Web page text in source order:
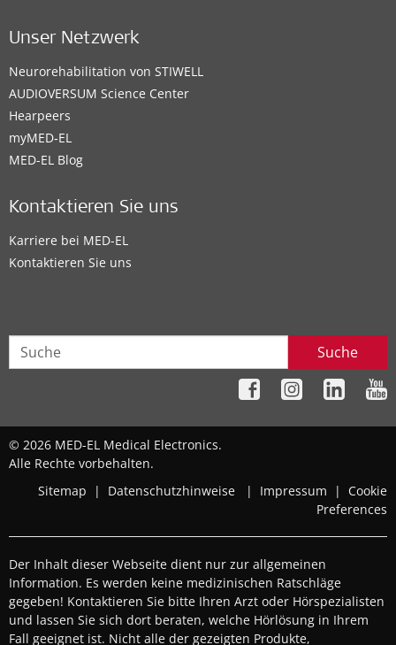
Unser Netzwerk
Neurorehabilitation von STIWELL
AUDIOVERSUM Science Center
Hearpeers
myMED‑EL
MED-EL Blog
Kontaktieren Sie uns
Karriere bei MED-EL
Kontaktieren Sie uns
Suche
© 2026 MED-EL Medical Electronics.
Alle Rechte vorbehalten.
Sitemap
| Datenschutzhinweise | Impressum | Cookie
Preferences
Der Inhalt dieser Webseite dient nur zur allgemeinen
Information. Es werden keine medizinischen Ratschläge
gegeben! Kontaktieren Sie bitte Ihren Arzt oder Hörspezialisten
und lassen Sie sich dort beraten, welche Hörlösung in Ihrem
Fall geeignet ist. Nicht alle der gezeigten Produkte,